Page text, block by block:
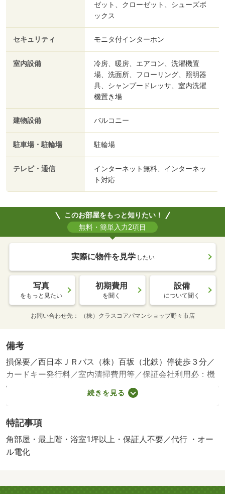
ゼット、クローゼット、シューズボ
ックス
セキュリティ モニタ付インターホン
室内設備
冷房、暖房、エアコン、洗濯機置
場、洗面所、フローリング、照明器
具、シャンプードレッサ、室内洗濯
機置き場
建物設備 バルコニー
駐車場・駐輪場 駐輪場
テレビ・通信
インターネット無料、インターネッ
ト対応
このお部屋をもっと知りたい！
無料・簡単入力2項目
実際に物件を見学 したい
写真
をもっと見たい
初期費用
を聞く
設備
について聞く
お問い合わせ先 （株）クラスコアパマンショップ野々市店
備考
損保要／西日本ＪＲバス（株）百坂（北鉄）停徒歩３分／
カードキー発行料／室内清掃費用等／保証会社利用必：機
関保証加入必須。初回保証料３５０００円、月額保証料賃
料等総額の１％＋８００円／月（その他商品あり）／［退
ームクリーニング料金にエアコンクリーニング費用を含み
ます。 保証会社：株式会社イントラスト／バストイレ別
／バルコニー／エアコン／フローリング／シャワー付洗面
不要／対面式キッチン／ＩＨクッキングヒーター／照明付
続きを見る
特記事項
角部屋・最上階・浴室1坪以上・保証人不要／代行 ・オー
ル電化